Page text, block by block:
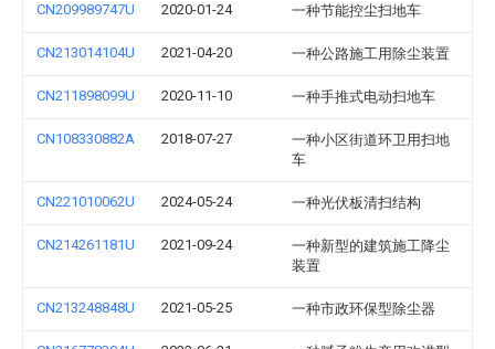
CN209989747U 2020-01-24 一种节能控尘扫地车
CN213014104U 2021-04-20 一种公路施工用除尘装置
CN211898099U 2020-11-10 一种手推式电动扫地车
CN108330882A 2018-07-27
一种小区街道环卫用扫地
车
CN221010062U 2024-05-24 一种光伏板清扫结构
CN214261181U 2021-09-24
一种新型的建筑施工降尘
装置
CN213248848U 2021-05-25 一种市政环保型除尘器